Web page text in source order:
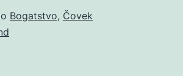
Bogatstvo, Čovek